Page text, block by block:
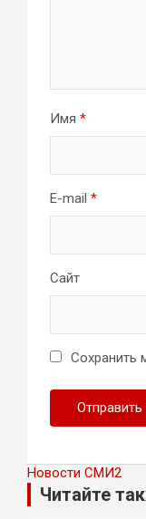
Имя *
E-mail *
Сайт
Сохранить
Новости СМИ2
Читайте